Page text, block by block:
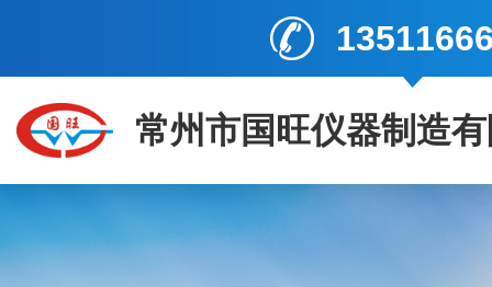
常州市国旺仪器制造